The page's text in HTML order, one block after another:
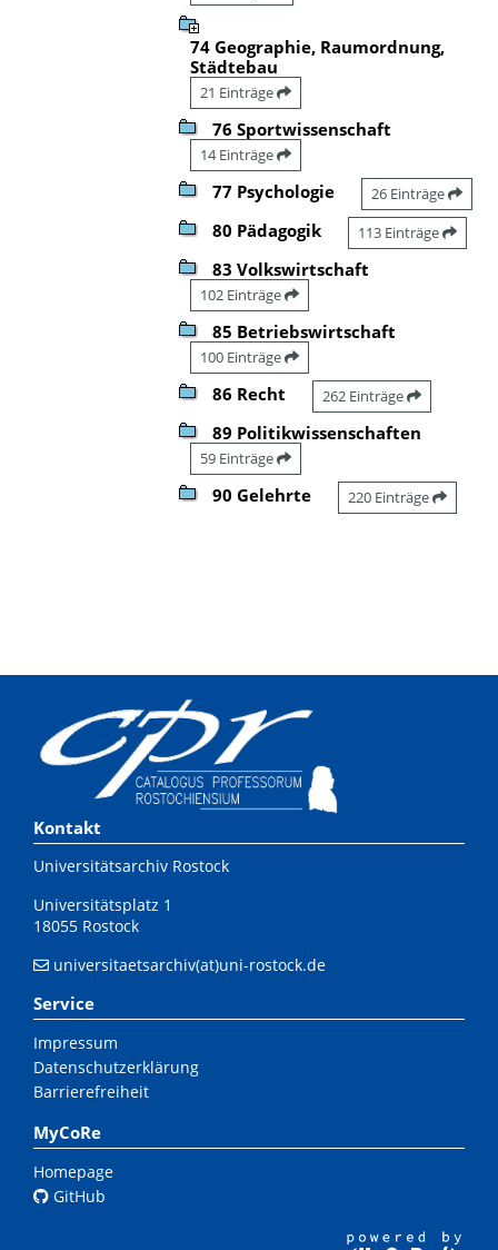
74 Geographie, Raumordnung,
Städtebau
21 Einträge
76 Sportwissenschaft
14 Einträge
77 Psychologie 26 Einträge
80 Pädagogik 113 Einträge
83 Volkswirtschaft
102 Einträge
85 Betriebswirtschaft
100 Einträge
86 Recht 262 Einträge
89 Politikwissenschaften
59 Einträge
90 Gelehrte 220 Einträge
Kontakt
Universitätsarchiv Rostock
Universitätsplatz 1
18055 Rostock
universitaetsarchiv(at)uni-rostock.de
Service
Impressum
Datenschutzerklärung
Barrierefreiheit
MyCoRe
Homepage
GitHub